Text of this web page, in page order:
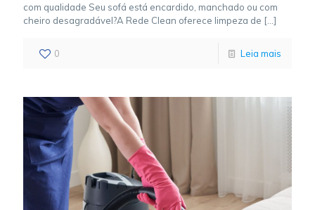
com qualidade Seu sofá está encardido, manchado ou com
cheiro desagradável?A Rede Clean oferece limpeza de […]
0 Leia mais